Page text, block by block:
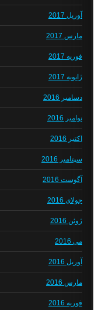
آوریل 2017
مارس 2017
فوریه 2017
ژانویه 2017
دسامبر 2016
نوامبر 2016
اکتبر 2016
سپتامبر 2016
آگوست 2016
جولای 2016
ژوئن 2016
می 2016
آوریل 2016
مارس 2016
فوریه 2016